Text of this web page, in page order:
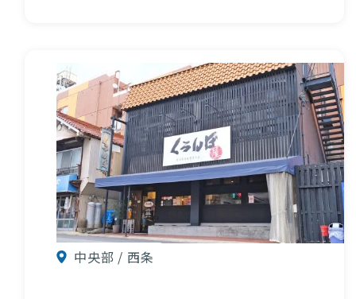
中央部 / 西条